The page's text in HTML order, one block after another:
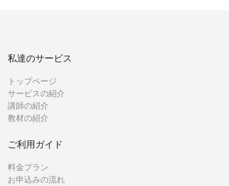
私達のサービス
トップページ
サービスの紹介
講師の紹介
教材の紹介
ご利用ガイド
料金プラン
お申込みの流れ